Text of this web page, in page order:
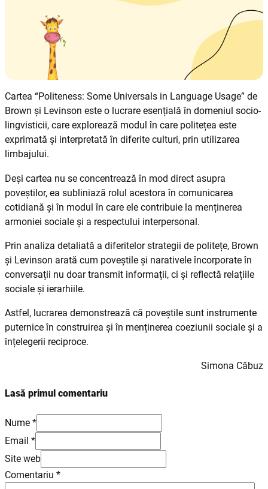
Cartea “Politeness: Some Universals in Language Usage” de
Brown și Levinson este o lucrare esențială în domeniul socio-
lingvisticii, care explorează modul în care politețea este
exprimată și interpretată în diferite culturi, prin utilizarea
limbajului.
Deși cartea nu se concentrează în mod direct asupra
poveștilor, ea subliniază rolul acestora în comunicarea
cotidiană și în modul în care ele contribuie la menținerea
armoniei sociale și a respectului interpersonal.
Prin analiza detaliată a diferitelor strategii de politețe, Brown
și Levinson arată cum poveștile și narativele încorporate în
conversații nu doar transmit informații, ci și reflectă relațiile
sociale și ierarhiile.
Astfel, lucrarea demonstrează că poveștile sunt instrumente
puternice în construirea și în menținerea coeziunii sociale și a
înțelegerii reciproce.
Simona Căbuz
Lasă primul comentariu
Nume *
Email *
Site web
Comentariu *